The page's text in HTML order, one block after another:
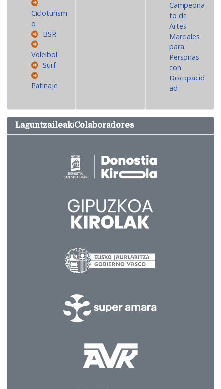
Cicloturism
o
BSR
Voleibol
Surf
Patinaje
Campeona
to de
Artes
Marciales
para
Personas
con
Discapacid
ad
Laguntzaileak/Colaboradores